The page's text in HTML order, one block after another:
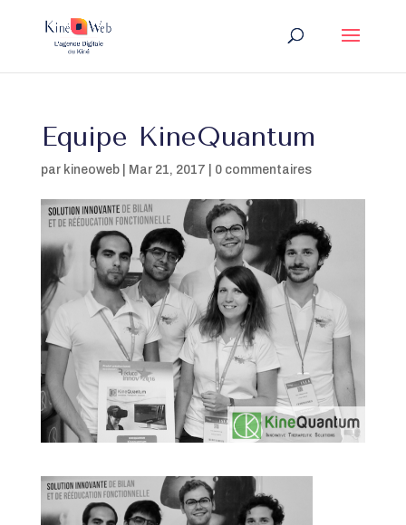
Equipe KineQuantum
par kineoweb| Mar 21, 2017 0 commentaires